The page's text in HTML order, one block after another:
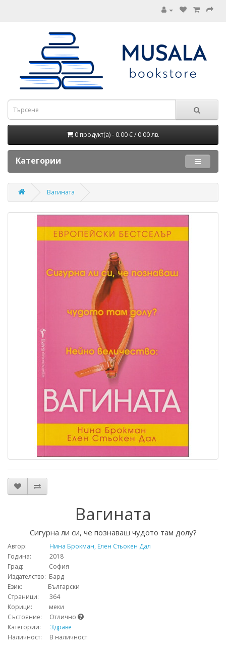
0 продукт(а) - 0.00 € / 0.00 лв.
Категории
Вагината
Вагината
Сигурна ли си, че познаваш чудото там долу?
Автор:
Нина Брокман, Елен Стьокен Дал
Година: 2018
Град: София
Издателство: Бард
Език: Български
Страници: 364
Корици: меки
Състояние: Отлично
Категории: Здраве
Наличност: В наличност